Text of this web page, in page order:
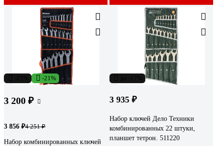
-21%
3 200 ₽
3 856 ₽4 251 ₽
Набор комбинированных ключей
3 935 ₽
Набор ключей Дело Техники
комбинированных 22 штуки,
планшет тетрон. 511220